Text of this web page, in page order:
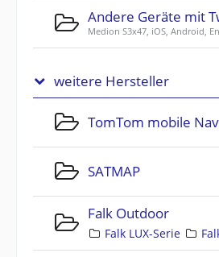
Andere Geräte mit
Medion S3x47, iOS, Android,
weitere Hersteller
TomTom mobile
SATMAP
Falk Outdoor
Falk LUX-Serie